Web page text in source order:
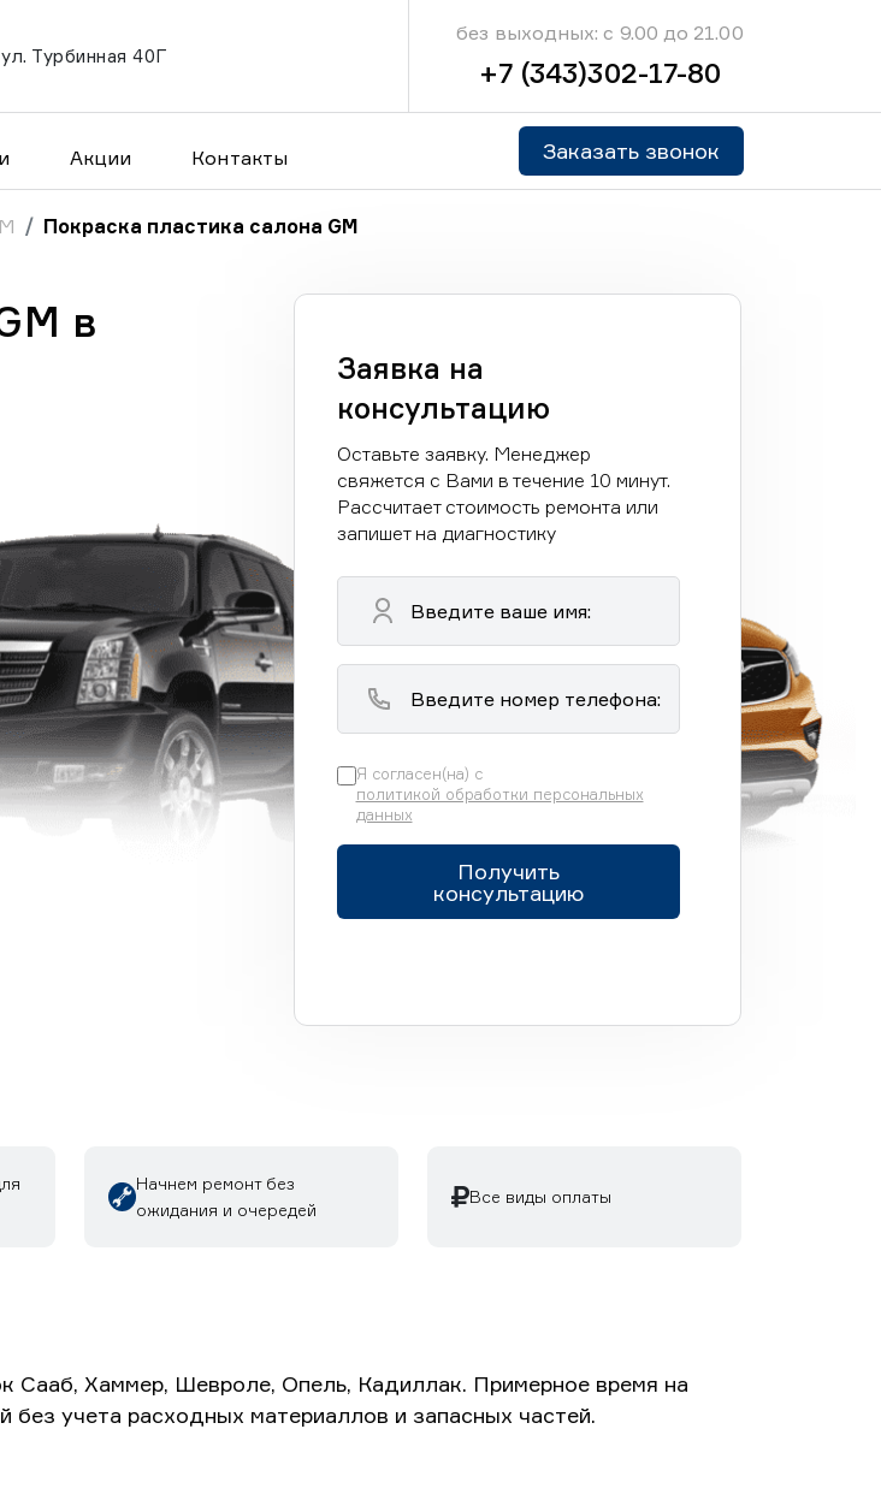
Турбинная 40Г
без выходных: с 9.00 до 21.00
+7 (343)302-17-80
Акции Контакты Заказать звонок
Покраска пластика салона GM
в
Заявка на
консультацию
Оставьте заявку. Менеджер
свяжется с Вами в течение 10 минут.
Рассчитает стоимость ремонта или
запишет на диагностику
Я согласен(на) с
политикой обработки персональных
данных
Получить
консультацию
Начнем ремонт без
ожидания и очередей
Все виды оплаты
Сааб, Хаммер, Шевроле, Опель, Кадиллак. Примерное время на
без учета расходных материаллов и запасных частей.